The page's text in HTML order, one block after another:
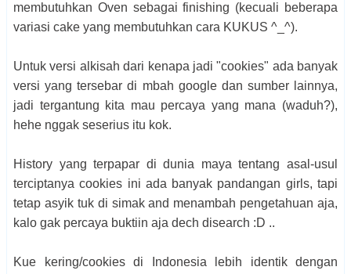
membutuhkan Oven sebagai finishing (kecuali beberapa
variasi cake yang membutuhkan cara KUKUS ^_^).
Untuk versi alkisah dari kenapa jadi "cookies" ada banyak
versi yang tersebar di mbah google dan sumber lainnya,
jadi tergantung kita mau percaya yang mana (waduh?),
hehe nggak seserius itu kok.
History yang terpapar di dunia maya tentang asal-usul
terciptanya cookies ini ada banyak pandangan girls, tapi
tetap asyik tuk di simak and menambah pengetahuan aja,
kalo gak percaya buktiin aja dech disearch :D ..
Kue kering/cookies di Indonesia lebih identik dengan